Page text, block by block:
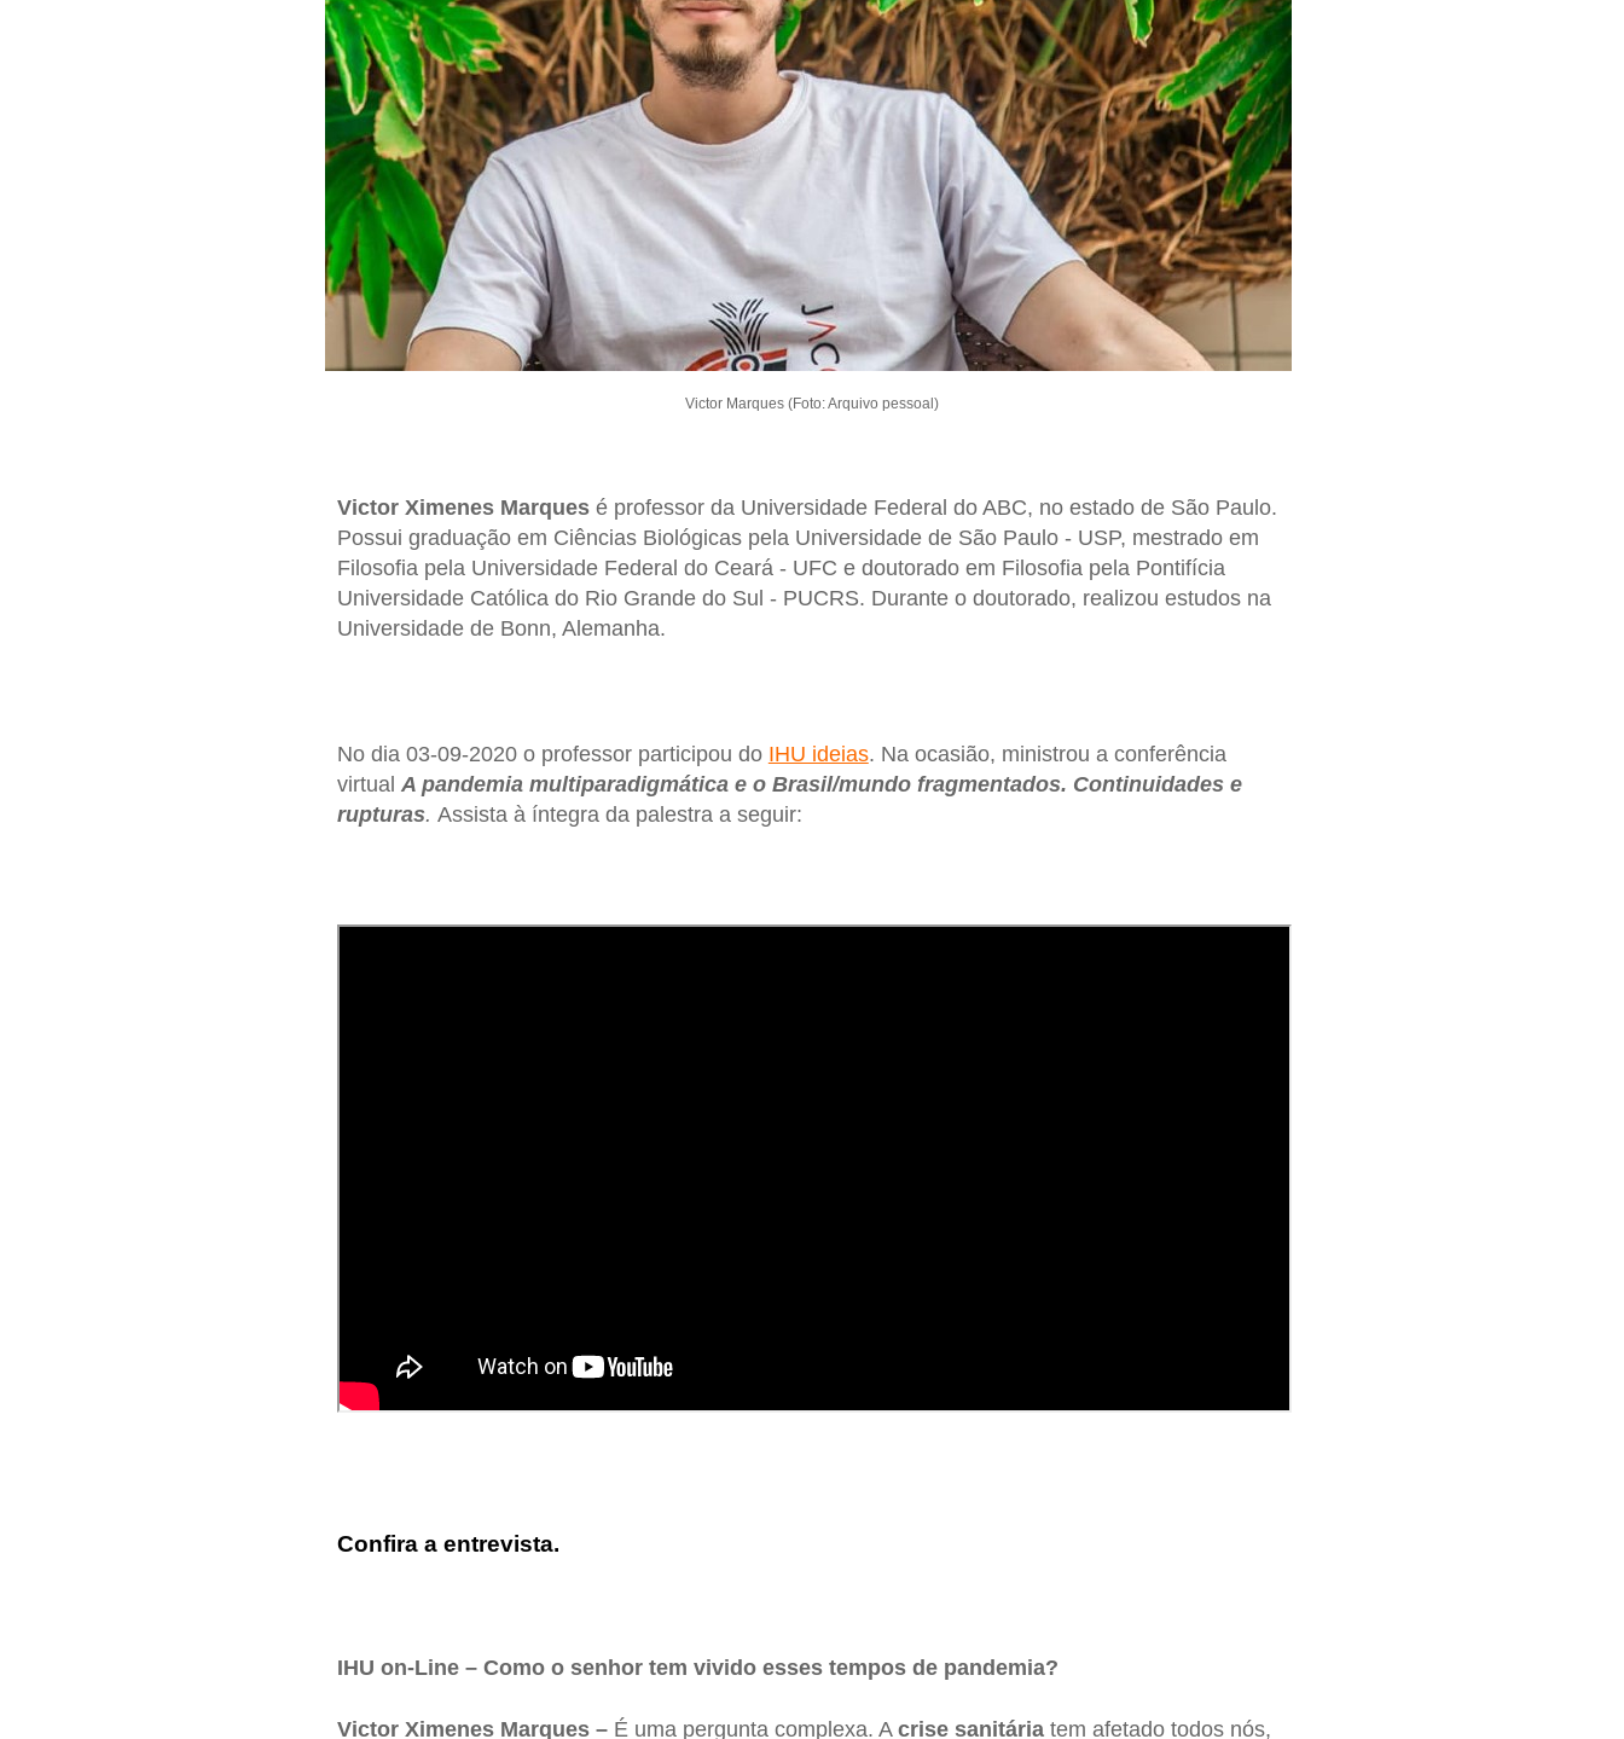
Victor Marques (Foto: Arquivo pessoal)
Victor Ximenes Marquesé professor da Universidade Federal do ABC, no estado de São Paulo.
Possui graduação em Ciências Biológicas pela Universidade de São Paulo - USP, mestrado em
Filosofia pela Universidade Federal do Ceará - UFC e doutorado em Filosofia pela Pontifícia
Universidade Católica do Rio Grande do Sul - PUCRS. Durante o doutorado, realizou estudos na
Universidade de Bonn, Alemanha.
No dia 03-09-2020 o professor participou do IHU ideias. Na ocasião, ministrou a conferência
virtual A pandemia multiparadigmática e o Brasil/mundo fragmentados. Continuidades e
rupturas. Assista à íntegra da palestra a seguir:
Confira a entrevista.
IHU on-Line – Como o senhor tem vivido esses tempos de pandemia?
Victor Ximenes Marques –É uma pergunta complexa. A crise sanitáriatem afetado todos nós,